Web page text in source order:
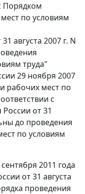
Порядком
по условиям
августа 2007 г. N
труда"
29 ноября 2007
рабочих мест по
с
от 31
до проведения
по условиям
2011 года
от 31 августа
проведения